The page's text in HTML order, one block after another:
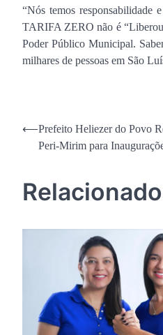
“Nós temos responsabilidade
TARIFA ZERO não é “Liberou
Poder Público Municipal.
milhares de pessoas em São
Navegação
⟵Prefeito Heliezer do Povo
Peri-Mirim para